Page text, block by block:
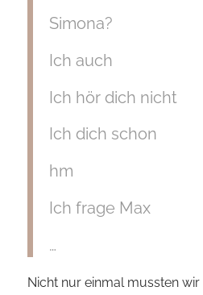
Simona?
Ich auch
Ich hör dich nicht
Ich dich schon
hm
Ich frage Max
…
Nicht nur einmal mussten